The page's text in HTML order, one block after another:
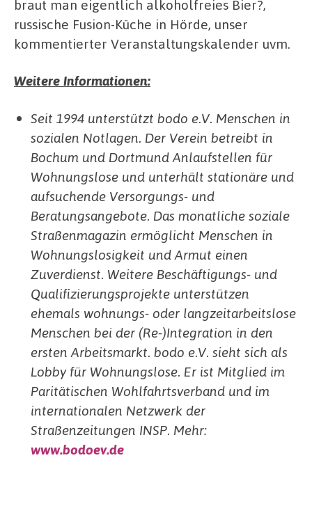
braut man eigentlich alkoholfreies Bier?,
russische Fusion-Küche in Hörde, unser
kommentierter Veranstaltungskalender uvm.
Weitere Informationen:
Seit 1994 unterstützt bodo e.V. Menschen in
sozialen Notlagen. Der Verein betreibt in
Bochum und Dortmund Anlaufstellen für
Wohnungslose und unterhält stationäre und
aufsuchende Versorgungs- und
Beratungsangebote. Das monatliche soziale
Straßenmagazin ermöglicht Menschen in
Wohnungslosigkeit und Armut einen
Zuverdienst. Weitere Beschäftigungs- und
Qualifizierungsprojekte unterstützen
ehemals wohnungs- oder langzeitarbeitslose
Menschen bei der (Re-)Integration in den
ersten Arbeitsmarkt. bodo e.V. sieht sich als
Lobby für Wohnungslose. Er ist Mitglied im
Paritätischen Wohlfahrtsverband und im
internationalen Netzwerk der
Straßenzeitungen INSP. Mehr:
www.bodoev.de